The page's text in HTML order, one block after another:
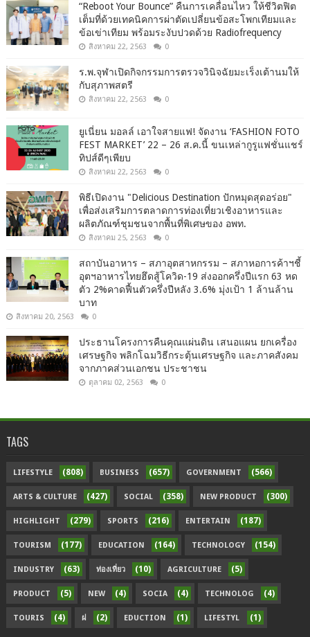
“Reboot Your Bounce” คืนการเคลื่อนไหว ให้ชีวิตฟิต
เต็มที่ด้วยเทคนิคการผ่าตัดเปลี่ยนข้อสะโพกเทียมและ
ข้อเข่าเทียม พร้อมระงับปวดด้วย Radiofrequency
สิงหาคม 22, 2563 0
ร.พ.จุฬาเปิดกิจกรรมการตรวจวินิจฉัยมะเร็งเต้านมให้
กับสุภาพสตรี
สิงหาคม 22, 2563 0
ยูเนี่ยน มอลล์ เอาใจสายแฟ! จัดงาน ‘FASHION FOTO
FEST MARKET’ 22 – 26 ส.ค.นี้ ขนเหล่ากูรูแฟชั่นแชร์
ทิปส์ดีๆเพียบ
สิงหาคม 22, 2563 0
พิธีเปิดงาน "Delicious Destination ปักหมุดสุดอร่อย"
เพื่อส่งเสริมการตลาดการท่องเที่ยวเชิงอาหารและ
ผลิตภัณฑ์ชุมชนจากพื้นที่พิเศษของ อพท.
สิงหาคม 25, 2563 0
สถาบันอาหาร – สภาอุตสาหกรรม – สภาหอการค้าฯชี้
อุตฯอาหารไทยฮึดสู้โควิด-19 ส่งออกครึ่งปีแรก 63 หด
ตัว 2%คาดฟื้นตัวครึ่งปีหลัง 3.6% มุ่งเป้า 1 ล้านล้าน
บาท
สิงหาคม 20, 2563 0
ประธานโครงการคืนคุณแผ่นดิน เสนอแผน ยกเครื่อง
เศรษฐกิจ พลิกโฉมวิธีกระตุ้นเศรษฐกิจ และภาคสังคม
จากภาคส่วนเอกชน ประชาชน
ตุลาคม 02, 2563 0
TAGS
LIFESTYLE (808) BUSINESS (657) GOVERNMENT (566)
ARTS & CULTURE (427) SOCIAL (358) NEW PRODUCT (300)
HIGHLIGHT (279) SPORTS (216) ENTERTAIN (187)
TOURISM (177) EDUCATION (164) TECHNOLOGY (154)
INDUSTRY (63) ท่องเที่ยว (10) AGRICULTURE (5)
PRODUCT (5) NEW (4) SOCIA (4) TECHNOLOG (4)
TOURIS (4) ฝ (2) EDUCTION (1) LIFESTYL (1)